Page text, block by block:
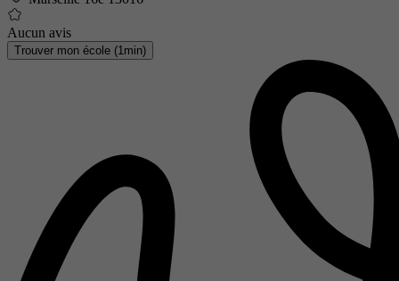
Aucun avis
Trouver mon école (1min)